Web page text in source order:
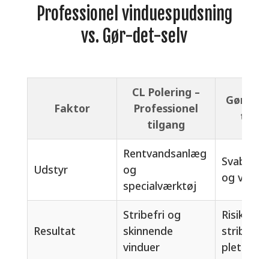
Professionel vinduespudsning
vs. Gør-det-selv
Faktor
CL Polering –
Professionel
tilgang
Gør-
Udstyr
Rentvandsanlæg
og
specialværktøj
Svaber,
og
Resultat
Stribefri og
skinnende
vinduer
Risiko for
striber
pletter